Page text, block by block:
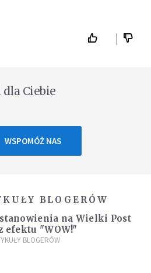
Ciebie
WSPOMÓŻ NAS
BLOGERÓW
na Wielki Post
efektu "WOW!"
BLOGERÓW